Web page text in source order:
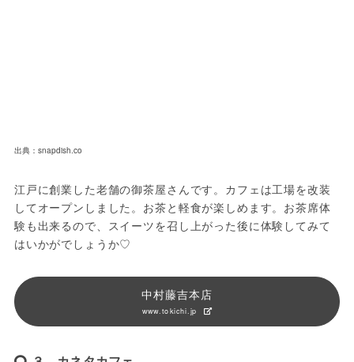
出典：snapdish.co
江戸に創業した老舗の御茶屋さんです。カフェは工場を改装
してオープンしました。お茶と軽食が楽しめます。お茶席体
験も出来るので、スイーツを召し上がった後に体験してみて
はいかがでしょうか♡
中村藤吉本店
www.tokichi.jp